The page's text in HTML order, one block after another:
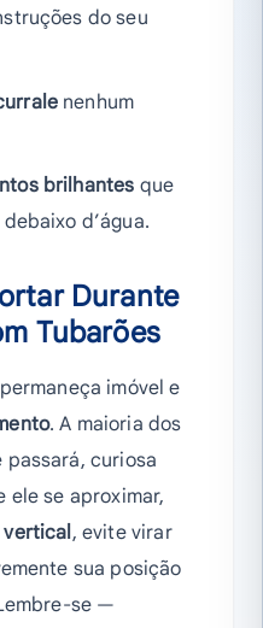
do seu
nenhum
brilhantes que
d’água.
Durante
Tubarões
imóvel e
. A maioria dos
curiosa
ele se aproximar,
, evite virar
sua posição
se —